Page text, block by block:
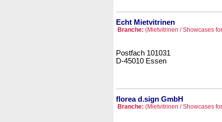
Echt Mietvitrinen
Branche: (Mietvitrinen / Showcases
Postfach 101031
D-45010 Essen
florea d.sign GmbH
Branche: (Mietvitrinen / Showcases